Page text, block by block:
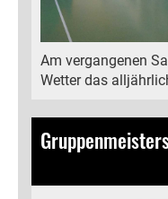
Am vergangenen
Wetter das